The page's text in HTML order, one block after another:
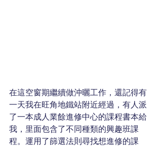
在這空窗期繼續做沖曬工作，還記得有
一天我在旺角地鐵站附近經過，有人派
了一本成人業餘進修中心的課程書本給
我，里面包含了不同種類的興趣班課
程。運用了篩選法則尋找想進修的課